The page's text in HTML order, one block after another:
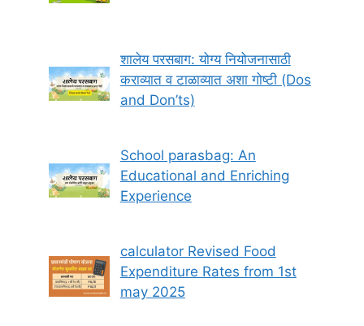
शालेय परसबाग: योग्य नियोजनासाठी
कराव्यात व टाळाव्यात अशा गोष्टी (Dos
and Don’ts)
School parasbag: An
Educational and Enriching
Experience
calculator Revised Food
Expenditure Rates from 1st
may 2025